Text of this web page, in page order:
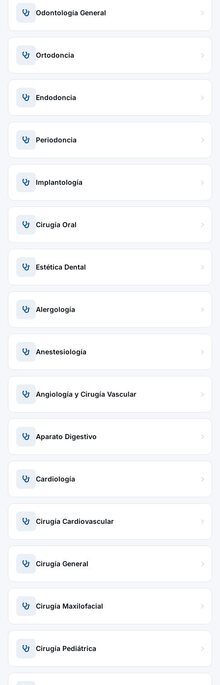
Odontología General
Ortodoncia
Endodoncia
Periodoncia
Implantología
Cirugía Oral
Estética Dental
Alergología
Anestesiología
Angiología y Cirugía Vascular
Aparato Digestivo
Cardiología
Cirugía Cardiovascular
Cirugía General
Cirugía Maxilofacial
Cirugía Pediátrica